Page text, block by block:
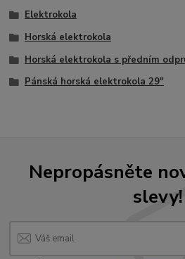
Elektrokola
Horská elektrokola
Horská elektrokola s předním
Pánská horská elektrokola 29"
Nepropásněte
slevy!